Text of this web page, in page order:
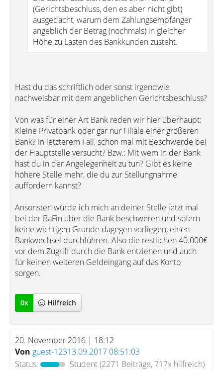
(Gerichtsbeschluss, den es aber nicht gibt)
ausgedacht, warum dem Zahlungsempfänger
angeblich der Betrag (nochmals) in gleicher
Höhe zu Lasten des Bankkunden zusteht.
Hast du das schriftlich oder sonst irgendwie
nachweisbar mit dem angeblichen Gerichtsbeschluss?
Von was für einer Art Bank reden wir hier überhaupt:
Kleine Privatbank oder gar nur Filiale einer größeren
Bank? In letzterem Fall, schon mal mit Beschwerde bei
der Hauptstelle versucht? Bzw.: Mit wem in der Bank
hast du in der Angelegenheit zu tun? Gibt es keine
höhere Stelle mehr, die du zur Stellungnahme
auffordern kannst?
Ansonsten würde ich mich an deiner Stelle jetzt mal
bei der BaFin über die Bank beschweren und sofern
keine wichtigen Gründe dagegen vorliegen, einen
Bankwechsel durchführen. Also die restlichen 40.000€
vor dem Zugriff durch die Bank entziehen und auch
für keinen weiteren Geldeingang auf das Konto
sorgen.
0x Hilfreich
20. November 2016 | 18:12
Von guest-12313.09.2017 08:51:03
Status:
Student(2271 Beiträge, 717x hilfreich)